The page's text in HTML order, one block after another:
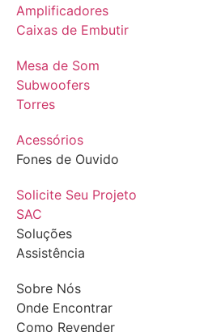
Amplificadores
Caixas de Embutir
Mesa de Som
Subwoofers
Torres
Acessórios
Fones de Ouvido
Solicite Seu Projeto
SAC
Soluções
Assistência
Sobre Nós
Onde Encontrar
Como Revender